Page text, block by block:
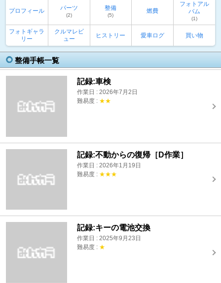
プロフィール パーツ
(2)
整備
(5)
燃費
フォトアル
バム
(1)
フォトギャラ
リー
クルマレビ
ュー
ヒストリー 愛車ログ 買い物
整備手帳一覧
記録:車検
作業日 : 2026年7月2日
難易度 : ★★
記録:不動からの復帰［D作業］
作業日 : 2026年1月19日
難易度 : ★★★
記録:キーの電池交換
作業日 : 2025年9月23日
難易度 : ★